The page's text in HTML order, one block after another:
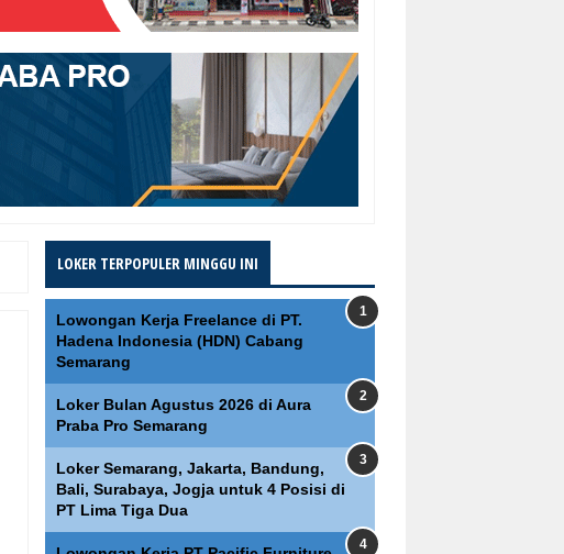
LOKER TERPOPULER MINGGU INI
Lowongan Kerja Freelance di PT.
Hadena Indonesia (HDN) Cabang
Semarang
Loker Bulan Agustus 2026 di Aura
Praba Pro Semarang
Loker Semarang, Jakarta, Bandung,
Bali, Surabaya, Jogja untuk 4 Posisi di
PT Lima Tiga Dua